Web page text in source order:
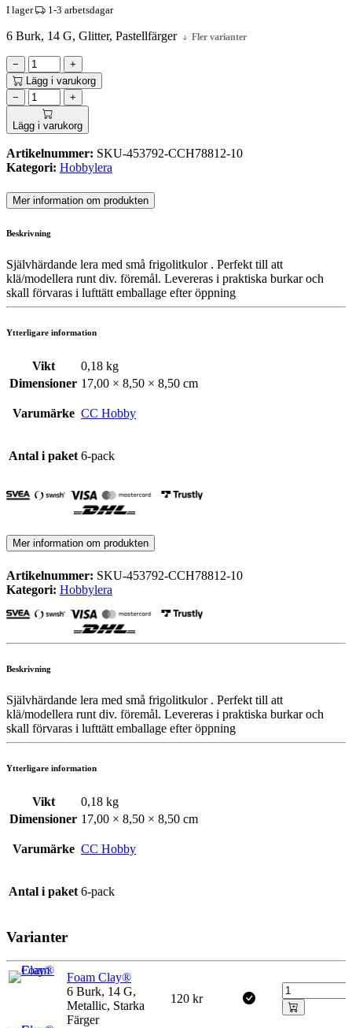
I lager 1-3 arbetsdagar
6 Burk, 14 G, Glitter, Pastellfärger Fler varianter
−
+
Lägg i varukorg
−
+
Lägg i varukorg
Artikelnummer: SKU-453792-CCH78812-10
Kategori: Hobbylera
Mer information om produkten
Beskrivning
Självhärdande lera med små frigolitkulor . Perfekt till att
klä/modellera runt div. föremål. Levereras i praktiska burkar och
skall förvaras i lufttätt emballage efter öppning
Ytterligare information
Vikt
0,18 kg
Dimensioner 17,00 × 8,50 × 8,50 cm
Varumärke CC Hobby
Antal i paket 6-pack
Mer information om produkten
Artikelnummer: SKU-453792-CCH78812-10
Kategori: Hobbylera
Beskrivning
Självhärdande lera med små frigolitkulor . Perfekt till att
klä/modellera runt div. föremål. Levereras i praktiska burkar och
skall förvaras i lufttätt emballage efter öppning
Ytterligare information
Vikt
0,18 kg
Dimensioner 17,00 × 8,50 × 8,50 cm
Varumärke CC Hobby
Antal i paket 6-pack
Varianter
Foam Clay®
6 Burk, 14 G,
Metallic, Starka
Färger
120 kr